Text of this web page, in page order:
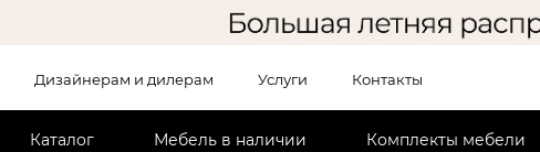
Дизайнерам и дилерам Услуги Контакты
Каталог Мебель в наличии Комплекты мебели